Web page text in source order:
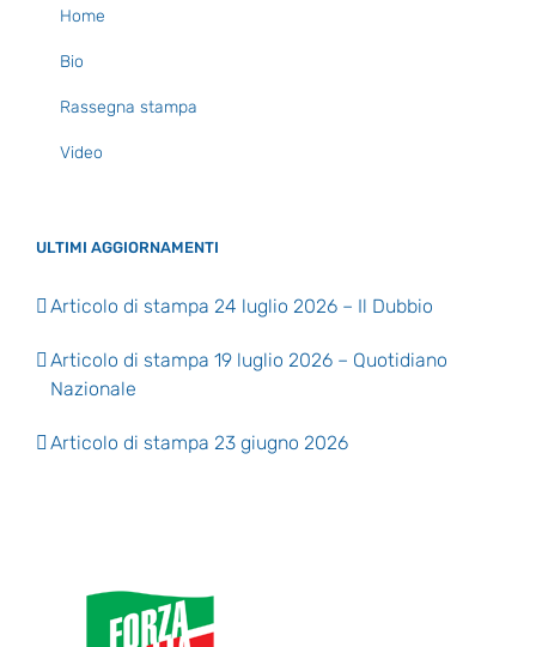
Home
Bio
Rassegna stampa
Video
ULTIMI AGGIORNAMENTI
Articolo di stampa 24 luglio 2026 – Il Dubbio
Articolo di stampa 19 luglio 2026 – Quotidiano
Nazionale
Articolo di stampa 23 giugno 2026